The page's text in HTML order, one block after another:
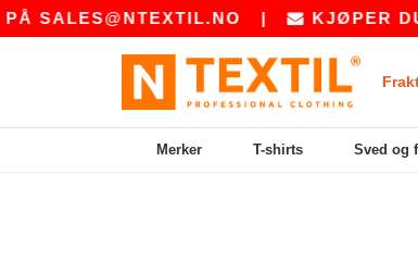
| KJØPER DU
Merker T-shirts Sved og